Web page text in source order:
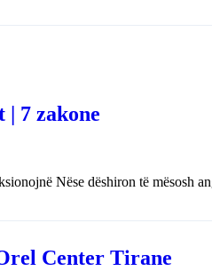
| 7 zakone
Nëse dëshiron të mësosh
Center Tirane